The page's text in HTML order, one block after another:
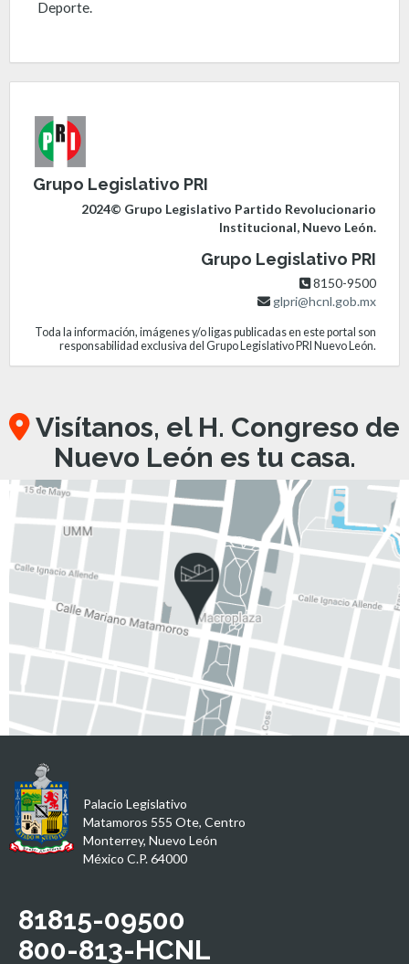
Deporte.
Grupo Legislativo PRI
2024© Grupo Legislativo Partido Revolucionario
Institucional, Nuevo León.
Grupo Legislativo PRI
8150-9500
glpri@hcnl.gob.mx
Toda la información, imágenes y/o ligas publicadas en este portal son
responsabilidad exclusiva del Grupo Legislativo PRI Nuevo León.
Visítanos, el H. Congreso de
Nuevo León es tu casa.
Palacio Legislativo
Matamoros 555 Ote, Centro
Monterrey, Nuevo León
México C.P. 64000
81815-09500
800-813-HCNL